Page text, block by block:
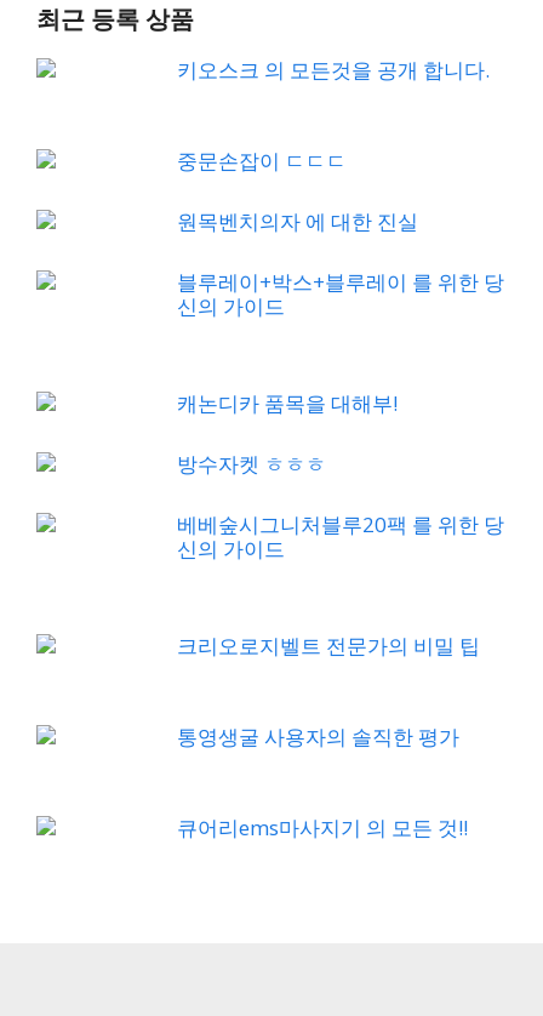
최근 등록 상품
키오스크 의 모든것을 공개 합니다.
중문손잡이 ㄷㄷㄷ
원목벤치의자 에 대한 진실
블루레이+박스+블루레이 를 위한 당
신의 가이드
캐논디카 품목을 대해부!
방수자켓 ㅎㅎㅎ
베베숲시그니처블루20팩 를 위한 당
신의 가이드
크리오로지벨트 전문가의 비밀 팁
통영생굴 사용자의 솔직한 평가
큐어리ems마사지기 의 모든 것!!